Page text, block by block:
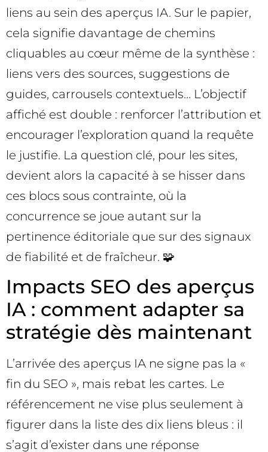
liens au sein des aperçus IA. Sur le papier,
cela signifie davantage de chemins
cliquables au cœur même de la synthèse :
liens vers des sources, suggestions de
guides, carrousels contextuels… L’objectif
affiché est double : renforcer l’attribution et
encourager l’exploration quand la requête
le justifie. La question clé, pour les sites,
devient alors la capacité à se hisser dans
ces blocs sous contrainte, où la
concurrence se joue autant sur la
pertinence éditoriale que sur des signaux
de fiabilité et de fraîcheur. 🧩
Impacts SEO des aperçus
IA : comment adapter sa
stratégie dès maintenant
L’arrivée des aperçus IA ne signe pas la «
fin du SEO », mais rebat les cartes. Le
référencement ne vise plus seulement à
figurer dans la liste des dix liens bleus : il
s’agit d’exister dans une réponse